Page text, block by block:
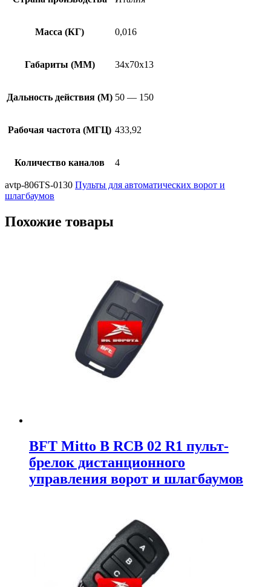
Масса (КГ) 0,016
Габариты (ММ) 34х70х13
Дальность действия (М) 50 — 150
Рабочая частота (МГЦ) 433,92
Количество каналов 4
avtp-806TS-0130 Пульты для автоматических ворот и
шлагбаумов
Похожие товары
BFT Mitto B RCB 02 R1 пульт-
брелок дистанционного
управления ворот и шлагбаумов